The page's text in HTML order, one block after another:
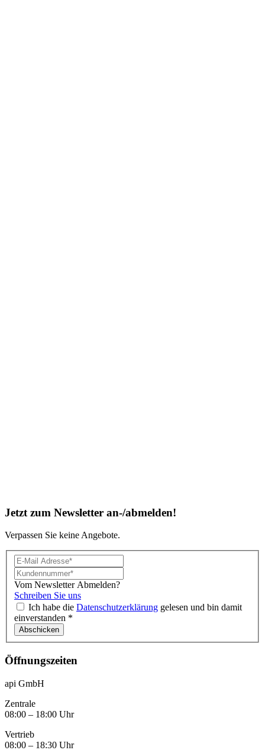
Jetzt zum Newsletter an-/abmelden!
Verpassen Sie keine Angebote.
Vom Newsletter Abmelden?
Schreiben Sie uns
Ich habe die Datenschutzerklärung gelesen und bin damit
einverstanden *
Öffnungszeiten
api GmbH
Zentrale
08:00 – 18:00 Uhr
Vertrieb
08:00 – 18:30 Uhr